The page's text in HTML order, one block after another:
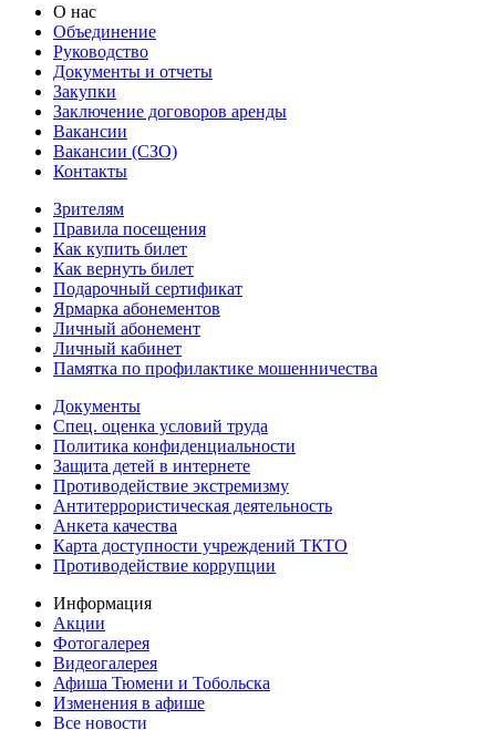
О нас
Объединение
Руководство
Документы и отчеты
Закупки
Заключение договоров аренды
Вакансии
Вакансии (СЗО)
Контакты
Зрителям
Правила посещения
Как купить билет
Как вернуть билет
Подарочный сертификат
Ярмарка абонементов
Личный абонемент
Личный кабинет
Памятка по профилактике мошенничества
Документы
Спец. оценка условий труда
Политика конфиденциальности
Защита детей в интернете
Противодействие экстремизму
Антитеррористическая деятельность
Анкета качества
Карта доступности учреждений ТКТО
Противодействие коррупции
Информация
Акции
Фотогалерея
Видеогалерея
Афиша Тюмени и Тобольска
Изменения в афише
Все новости